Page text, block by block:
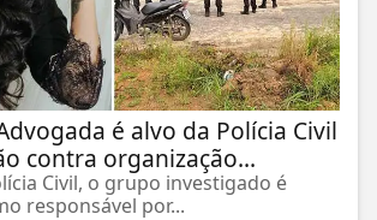
é alvo da Polícia Civil
contra organização...
Civil, o grupo investigado é
responsável por...